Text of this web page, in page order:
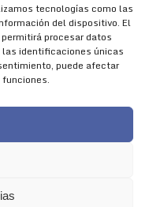
tecnologías como las
del dispositivo. El
procesar datos
identificaciones únicas
puede afectar